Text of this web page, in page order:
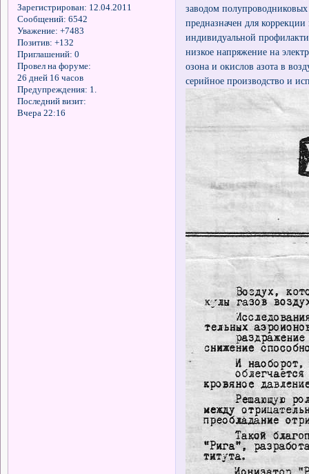
Зарегистрирован: 12.04.2011
Сообщений: 6542
Уважение: +7483
Позитив: +132
Приглашений: 0
Провел на форуме:
26 дней 16 часов
Предупреждения: 1.
Последний визит:
Вчера 22:16
заводом
предназначен для
индивидуальной
низкое напряжение на
озона и окислов азота в
серийное производство и